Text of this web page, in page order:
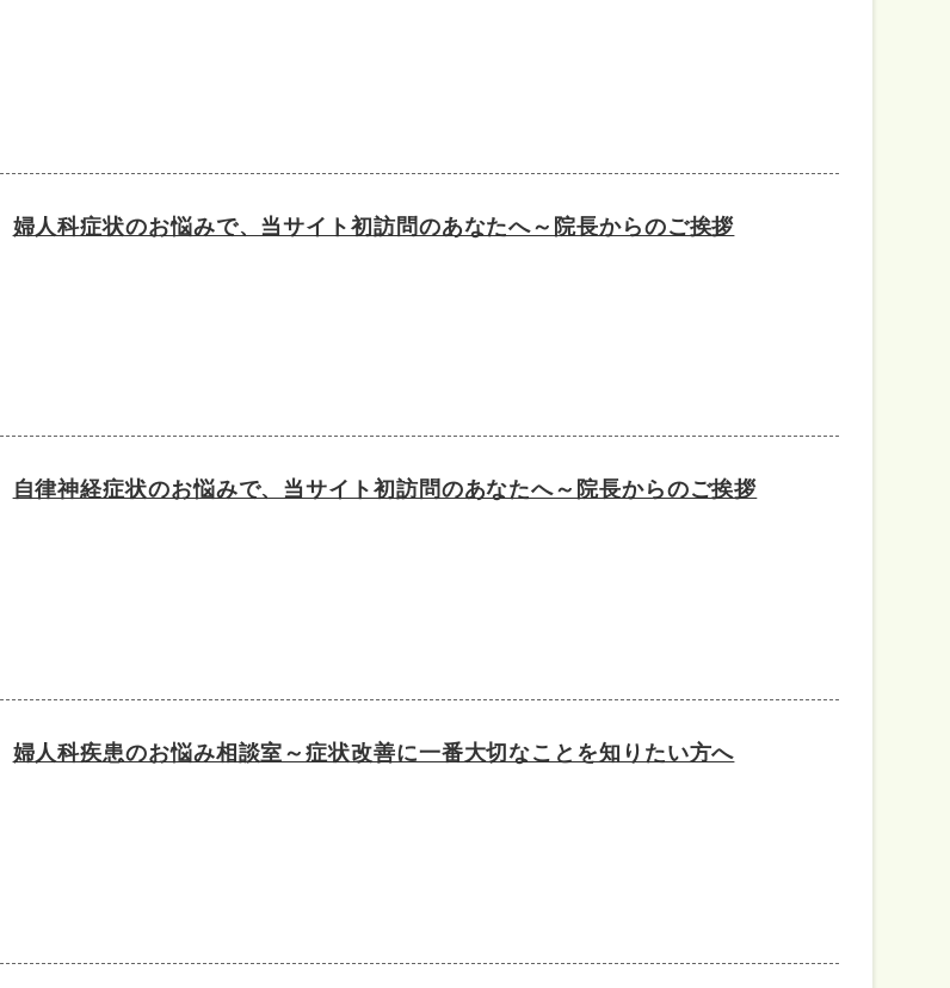
婦人科症状のお悩みで、当サイト初訪問のあなたへ～院長からのご挨拶
自律神経症状のお悩みで、当サイト初訪問のあなたへ～院長からのご挨拶
婦人科疾患のお悩み相談室～症状改善に一番大切なことを知りたい方へ